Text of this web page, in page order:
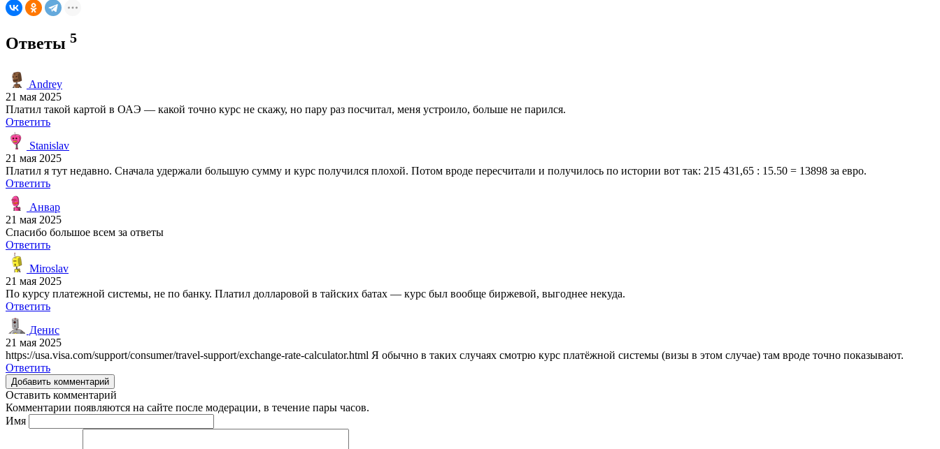
Ответы 5
Andrey
21 мая 2025
Платил такой картой в ОАЭ — какой точно курс не скажу, но пару раз посчитал, меня устроило, больше не парился.
Ответить
Stanislav
21 мая 2025
Платил я тут недавно. Сначала удержали большую сумму и курс получился плохой. Потом вроде пересчитали и получилось по истории вот так: 215 431,65 : 15.50 = 13898 за евро.
Ответить
Анвар
21 мая 2025
Спасибо большое всем за ответы
Ответить
Miroslav
21 мая 2025
По курсу платежной системы, не по банку. Платил долларовой в тайских батах — курс был вообще биржевой, выгоднее некуда.
Ответить
Денис
21 мая 2025
https://usa.visa.com/support/consumer/travel-support/exchange-rate-calculator.html Я обычно в таких случаях смотрю курс платёжной системы (визы в этом случае) там вроде точно показывают.
Ответить
Добавить комментарий
Оставить комментарий
Комментарии появляются на сайте после модерации, в течение пары часов.
Имя